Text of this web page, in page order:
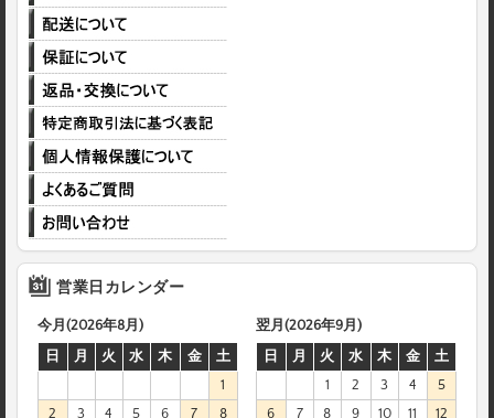
営業日カレンダー
今月(2026年8月)
日
月 火 水 木 金
土
1
2
3 4 5 6 7
8
翌月(2026年9月)
日
月 火 水 木 金
土
1
2 3 4
5
6
7 8 9 10 11
12